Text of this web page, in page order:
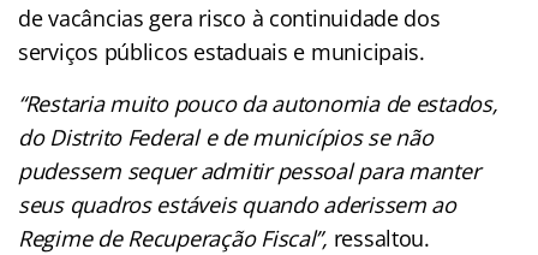
de vacâncias gera risco à continuidade dos
serviços públicos estaduais e municipais.
“Restaria muito pouco da autonomia de estados,
do Distrito Federal e de municípios se não
pudessem sequer admitir pessoal para manter
seus quadros estáveis quando aderissem ao
Regime de Recuperação Fiscal”, ressaltou.